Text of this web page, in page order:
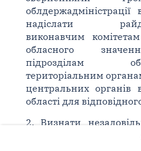
надіслати
виконавчим
обласного
підрозділам
територіальним
центральних органів
області для
2. Визнати
Катеринопільської